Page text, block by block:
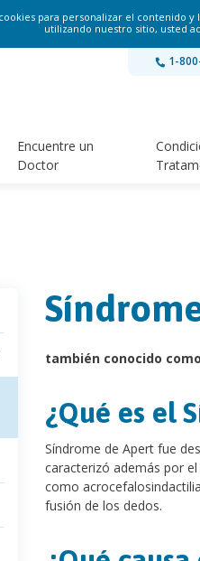
para personalizar el contenido
utilizando nuestro sitio, usted
1-
Encuentre un
Doctor
también conocido
¿Qué es el
Síndrome de Apert fue
caracterizó además por
como
fusión de los dedos.